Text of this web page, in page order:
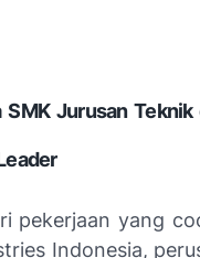
SMK Jurusan
pekerjaan yang
Indonesia,